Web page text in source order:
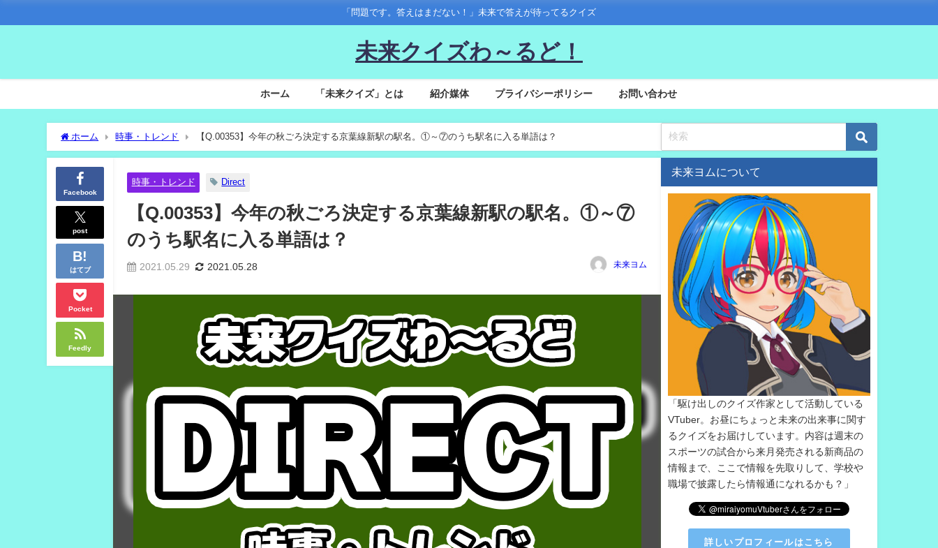
「問題です。答えはまだない！」未来で答えが待ってるクイズ
未来クイズわ～るど！
ホーム 「未来クイズ」とは 紹介媒体 プライバシーポリシー お問い合わせ
ホーム 時事・トレンド 【Q.00353】今年の秋ごろ決定する京葉線新駅の駅名。①～⑦のうち駅名に入る単語は？
Facebook
post
はてブ
Pocket
Feedly
時事・トレンド Direct
【Q.00353】今年の秋ごろ決定する京葉線新駅の駅名。①～⑦
のうち駅名に入る単語は？
2021.05.29 2021.05.28 未来ヨム
未来ヨムについて
「駆け出しのクイズ作家として活動している
VTuber。お昼にちょっと未来の出来事に関す
るクイズをお届けしています。内容は週末の
スポーツの試合から来月発売される新商品の
情報まで、ここで情報を先取りして、学校や
職場で披露したら情報通になれるかも？」
詳しいプロフィールはこちら